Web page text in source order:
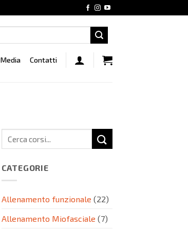
Media Contatti
CATEGORIE
Allenamento funzionale (22)
Allenamento Miofasciale (7)